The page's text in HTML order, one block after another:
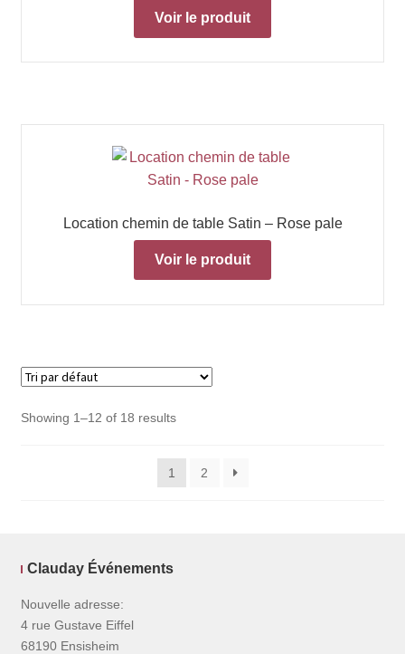
Voir le produit
Location chemin de table Satin – Rose pale
Voir le produit
Showing 1–12 of 18 results
1 2
Clauday Événements
Nouvelle adresse:
4 rue Gustave Eiffel
68190 Ensisheim